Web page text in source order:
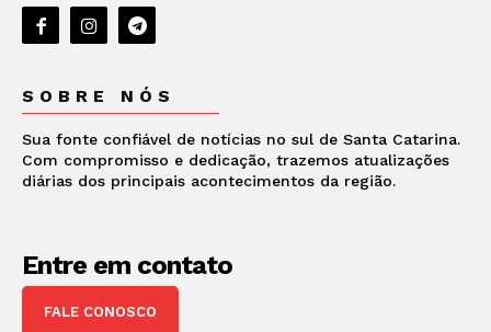
SOBRE NÓS
Sua fonte confiável de notícias no sul de Santa Catarina.
Com compromisso e dedicação, trazemos atualizações
diárias dos principais acontecimentos da região.
Entre em contato
FALE CONOSCO